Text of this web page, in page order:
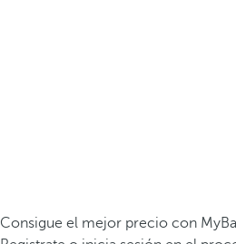
Consigue el mejor precio con